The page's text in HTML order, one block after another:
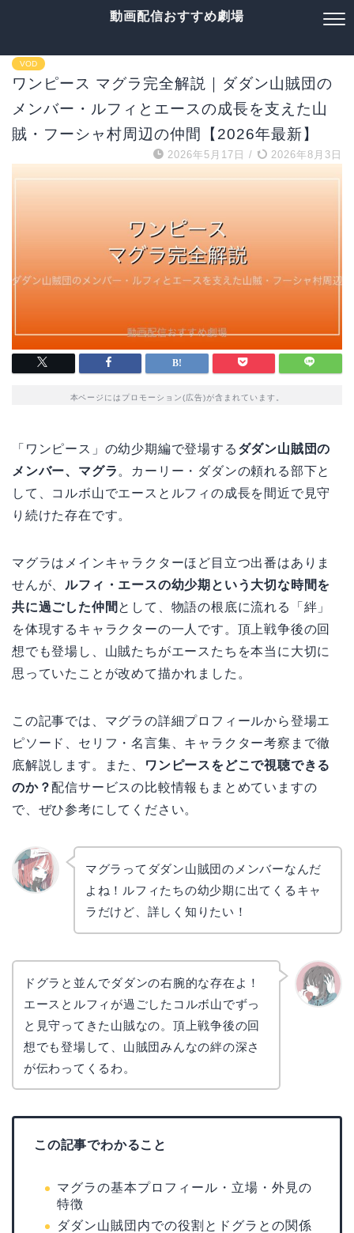
動画配信おすすめ劇場
VOD
ワンピース マグラ完全解説｜ダダン山賊団の
メンバー・ルフィとエースの成長を支えた山
賊・フーシャ村周辺の仲間【2026年最新】
2026年5月17日 / 2026年8月3日
本ページにはプロモーション(広告)が含まれています。
「ワンピース」の幼少期編で登場する ダダン山賊団の
メンバー、マグラ 。カーリー・ダダンの頼れる部下と
して、コルボ山でエースとルフィの成長を間近で見守
り続けた存在です。
マグラはメインキャラクターほど目立つ出番はありま
せんが、 ルフィ・エースの幼少期という大切な時間を
共に過ごした仲間 として、物語の根底に流れる「絆」
を体現するキャラクターの一人です。頂上戦争後の回
想でも登場し、山賊たちがエースたちを本当に大切に
思っていたことが改めて描かれました。
この記事では、マグラの詳細プロフィールから登場エ
ピソード、セリフ・名言集、キャラクター考察まで徹
底解説します。また、
ワンピースをどこで視聴できる
のか？配信サービスの比較情報もまとめていますの
で、ぜひ参考にしてください。
マグラってダダン山賊団のメンバーなんだ
よね！ルフィたちの幼少期に出てくるキャ
ラだけど、詳しく知りたい！
ドグラと並んでダダンの右腕的な存在よ！
エースとルフィが過ごしたコルボ山でずっ
と見守ってきた山賊なの。頂上戦争後の回
想でも登場して、山賊団みんなの絆の深さ
が伝わってくるわ。
この記事でわかること
マグラの基本プロフィール・立場・外見の
特徴
ダダン山賊団内での役割とドグラとの関係